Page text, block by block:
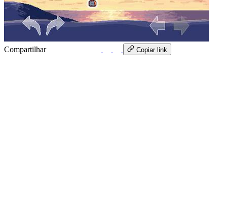
Compartilhar Copiar link